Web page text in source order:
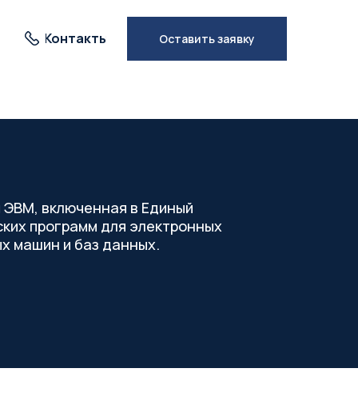
Контакты Оставить заявку
включенная в Единый
программ для электронных
машин и баз данных.